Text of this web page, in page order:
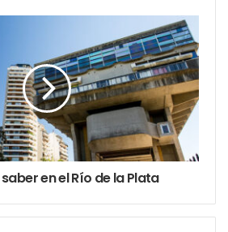
de Pizza Argentina será
europeo y podrá participar
en el próximoCampeonato
y La Empanadaque se
Aires.
en el Río de la Plata